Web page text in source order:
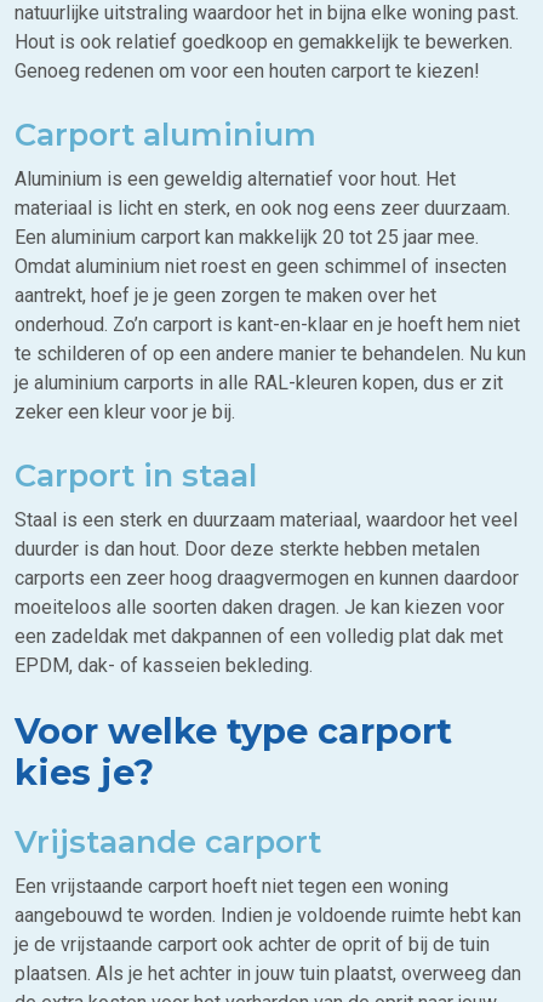
natuurlijke uitstraling waardoor het in bijna elke woning past.
Hout is ook relatief goedkoop en gemakkelijk te bewerken.
Genoeg redenen om voor een houten carport te kiezen!
Carport aluminium
Aluminium is een geweldig alternatief voor hout. Het
materiaal is licht en sterk, en ook nog eens zeer duurzaam.
Een aluminium carport kan makkelijk 20 tot 25 jaar mee.
Omdat aluminium niet roest en geen schimmel of insecten
aantrekt, hoef je je geen zorgen te maken over het
onderhoud. Zo’n carport is kant-en-klaar en je hoeft hem niet
te schilderen of op een andere manier te behandelen. Nu kun
je aluminium carports in alle RAL-kleuren kopen, dus er zit
zeker een kleur voor je bij.
Carport in staal
Staal is een sterk en duurzaam materiaal, waardoor het veel
duurder is dan hout. Door deze sterkte hebben metalen
carports een zeer hoog draagvermogen en kunnen daardoor
moeiteloos alle soorten daken dragen. Je kan kiezen voor
een zadeldak met dakpannen of een volledig plat dak met
EPDM, dak- of kasseien bekleding.
Voor welke type carport
kies je?
Vrijstaande carport
Een vrijstaande carport hoeft niet tegen een woning
aangebouwd te worden. Indien je voldoende ruimte hebt kan
je de vrijstaande carport ook achter de oprit of bij de tuin
plaatsen. Als je het achter in jouw tuin plaatst, overweeg dan